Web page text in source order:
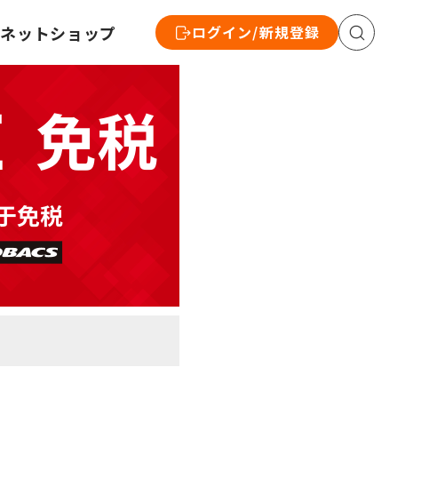
ネットショップ ログイン/新規登録